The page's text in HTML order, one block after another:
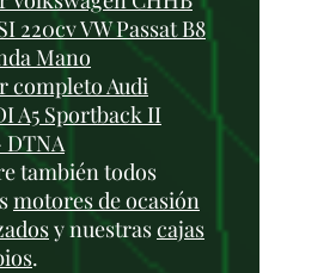
220cv VW Passat B8
Mano
completo Audi
A5 Sportback II
DTNA
también todos
motores de ocasión
y nuestrascajas
.